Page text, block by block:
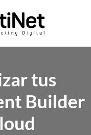
tus
Builder